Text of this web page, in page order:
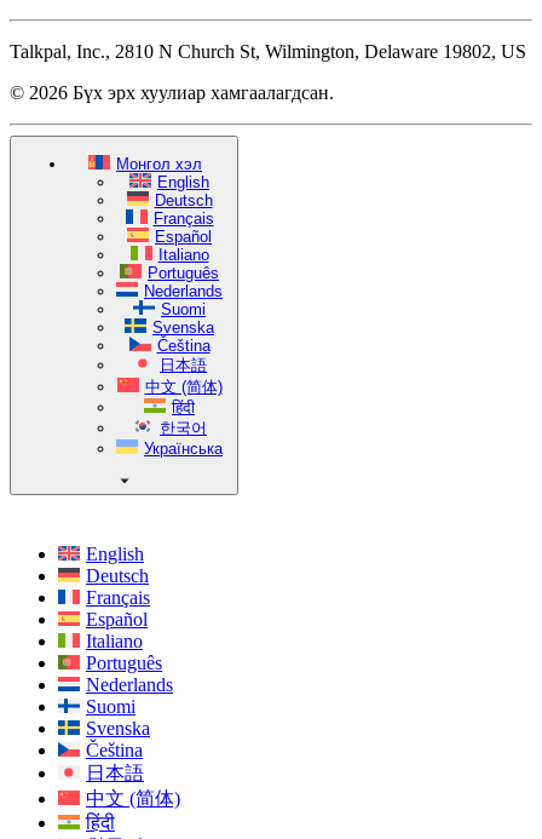
Talkpal, Inc., 2810 N Church St, Wilmington, Delaware 19802, US
© 2026 Бүх эрх хуулиар хамгаалагдсан.
Монгол хэл
English
Deutsch
Français
Español
Italiano
Português
Nederlands
Suomi
Svenska
Čeština
日本語
中文 (简体)
हिंदी
한국어
Українська
English
Deutsch
Français
Español
Italiano
Português
Nederlands
Suomi
Svenska
Čeština
日本語
中文 (简体)
हिंदी